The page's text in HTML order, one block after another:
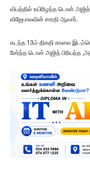
விபத்தில் உயிரிழந்த டொன்
விஜேபாலவின் சாரதி ஆவார்.
கடந்த 13ம் திகதி காலை
சேர்ந்த டொன் அஜித் பிரியந்த